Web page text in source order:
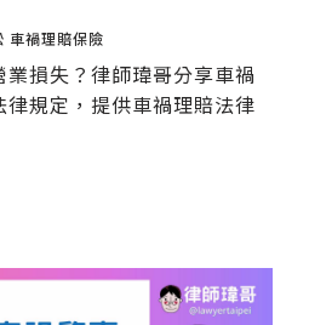
車禍理賠保險
損失？律師瑋哥分享車禍
規定，提供車禍理賠法律